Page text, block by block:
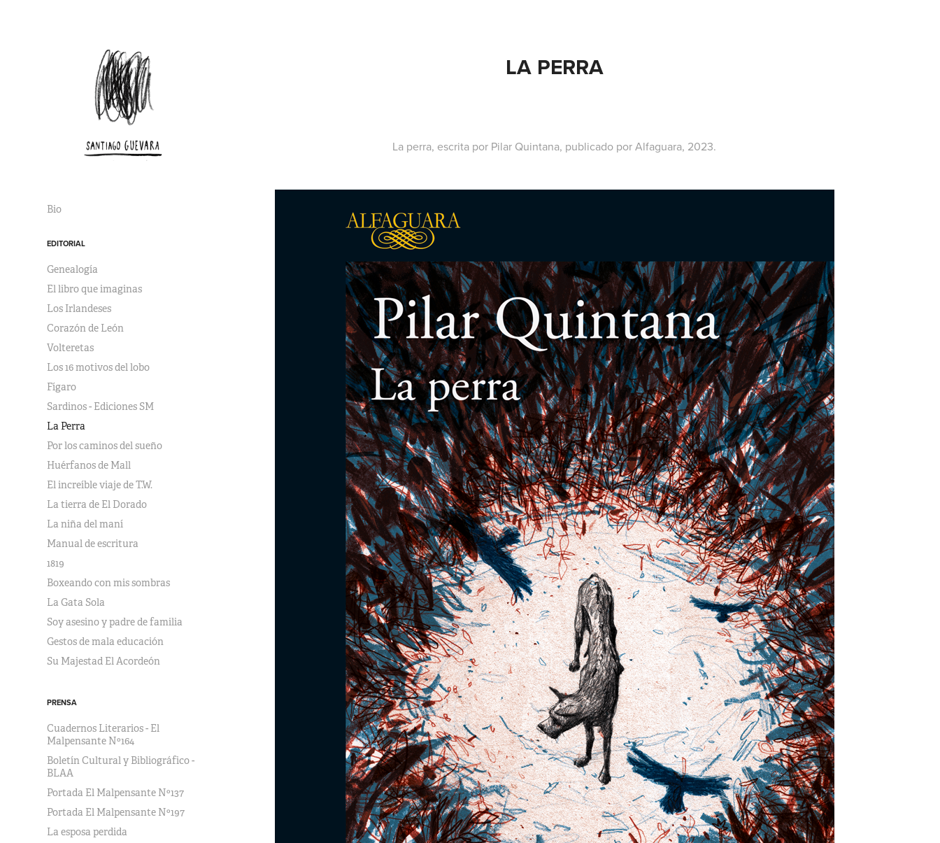
Bio
EDITORIAL
Genealogía
El libro que imaginas
Los Irlandeses
Corazón de León
Volteretas
Los 16 motivos del lobo
Fígaro
Sardinos - Ediciones SM
La Perra
Por los caminos del sueño
Huérfanos de Mall
El increíble viaje de T.W.
La tierra de El Dorado
La niña del maní
Manual de escritura
1819
Boxeando con mis sombras
La Gata Sola
Soy asesino y padre de familia
Gestos de mala educación
Su Majestad El Acordeón
PRENSA
Cuadernos Literarios - El
Malpensante Nº164
Boletín Cultural y Bibliográfico -
BLAA
Portada El Malpensante Nº137
Portada El Malpensante Nº197
La esposa perdida
LA PERRA
La perra, escrita por Pilar Quintana, publicado por Alfaguara, 2023.